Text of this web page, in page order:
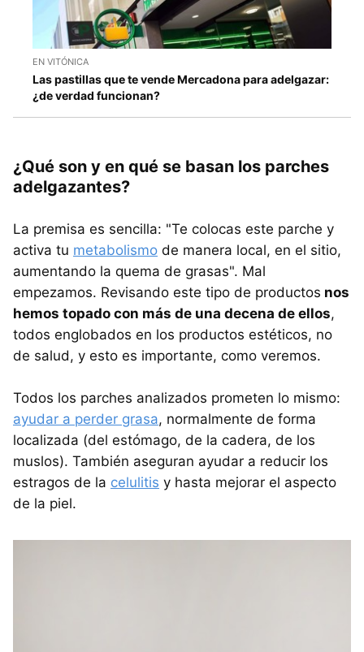
EN VITÓNICA
Las pastillas que te vende Mercadona para adelgazar:
¿de verdad funcionan?
¿Qué son y en qué se basan los parches
adelgazantes?
La premisa es sencilla: "Te colocas este parche y
activa tu metabolismo de manera local, en el sitio,
aumentando la quema de grasas". Mal
empezamos. Revisando este tipo de productos nos
hemos topado con más de una decena de ellos,
todos englobados en los productos estéticos, no
de salud, y esto es importante, como veremos.
Todos los parches analizados prometen lo mismo:
ayudar a perder grasa, normalmente de forma
localizada (del estómago, de la cadera, de los
muslos). También aseguran ayudar a reducir los
estragos de la celulitis y hasta mejorar el aspecto
de la piel.